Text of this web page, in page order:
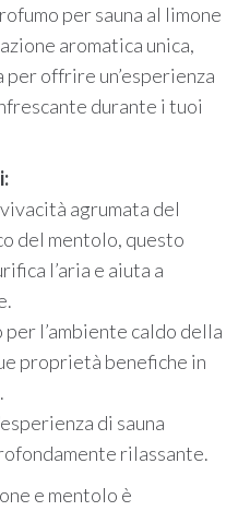
per sauna al limone
aromatica unica,
per offrire un’esperienza
durante i tuoi
agrumata del
del mentolo, questo
l’aria e aiuta a
l’ambiente caldo della
proprietà benefiche in
di sauna
rilassante.
e mentolo è